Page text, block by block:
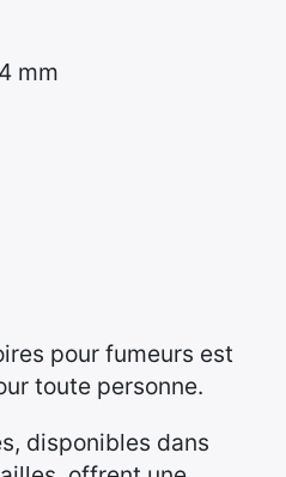
mm
pour fumeurs est
toute personne.
disponibles dans